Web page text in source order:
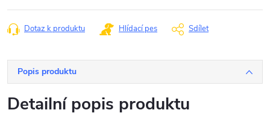
Dotaz k produktu Hlídací pes Sdílet
Popis produktu
Detailní popis produktu